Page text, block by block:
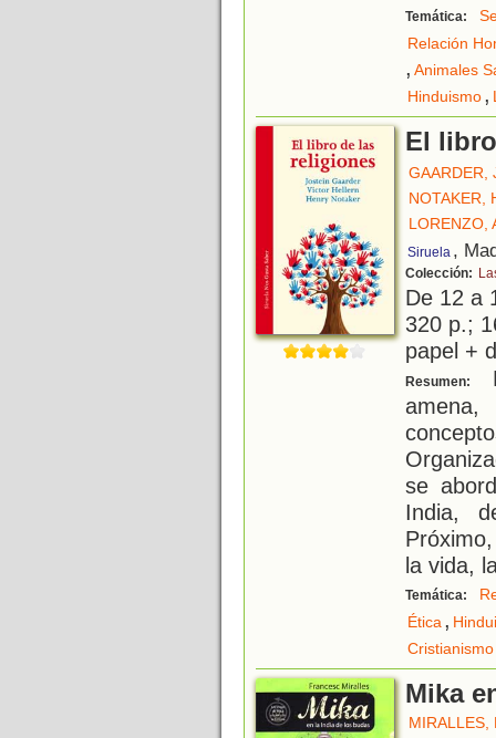
Temática:
Relación
, Animales
Hinduismo,
El
GAARDER,
NOTAKER,
LORENZO,
Siruela ,
Colección:
De 12 a
320 p.;
papel +
Resumen:
se
India,
la vida,
Temática:
Ética,
Cristianismo
Mika
MIRALLES,